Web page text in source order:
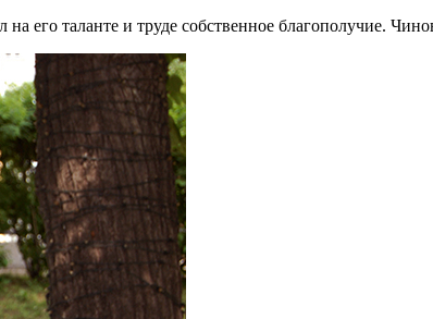
его таланте и труде собственное благополучие.